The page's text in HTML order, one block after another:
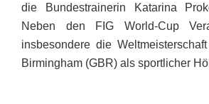
die Bundestrainerin Katarina
Neben den FIG World-Cup
insbesondere die
Birmingham (GBR) als sportlicher